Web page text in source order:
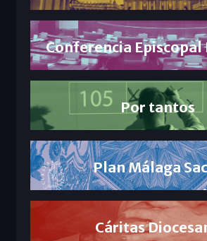
Conferencia Episcopal
Por tantos
Plan Málaga
Cáritas